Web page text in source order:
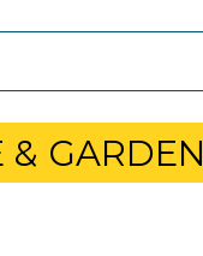
GARDEN